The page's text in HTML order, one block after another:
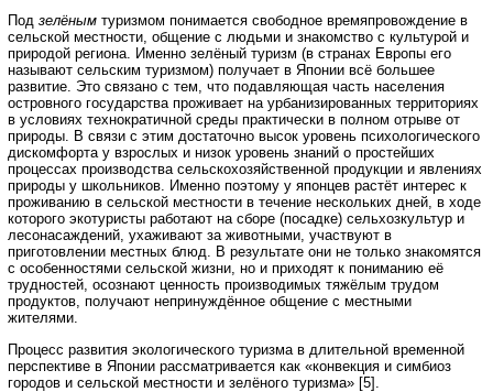
Под зелёным туризмом понимается свободное времяпровождение в
сельской местности, общение с людьми и знакомство с культурой и
природой региона. Именно зелёный туризм (в странах Европы его
называют сельским туризмом) получает в Японии всё большее
развитие. Это связано с тем, что подавляющая часть населения
островного государства проживает на урбанизированных территориях
в условиях технократичной среды практически в полном отрыве от
природы. В связи с этим достаточно высок уровень психологического
дискомфорта у взрослых и низок уровень знаний о простейших
процессах производства сельскохозяйственной продукции и явлениях
природы у школьников. Именно поэтому у японцев растёт интерес к
проживанию в сельской местности в течение нескольких дней, в ходе
которого экотуристы работают на сборе (посадке) сельхозкультур и
лесонасаждений, ухаживают за животными, участвуют в
приготовлении местных блюд. В результате они не только знакомятся
с особенностями сельской жизни, но и приходят к пониманию её
трудностей, осознают ценность производимых тяжёлым трудом
продуктов, получают непринуждённое общение с местными
жителями.
Процесс развития экологического туризма в длительной временной
перспективе в Японии рассматривается как «конвекция и симбиоз
городов и сельской местности и зелёного туризма» [5].